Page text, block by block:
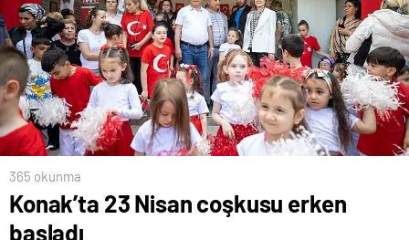
365 okunma
Konak’ta 23 Nisan coşkusu erken
başladı